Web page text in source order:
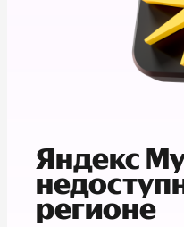
Яндекс
регионе